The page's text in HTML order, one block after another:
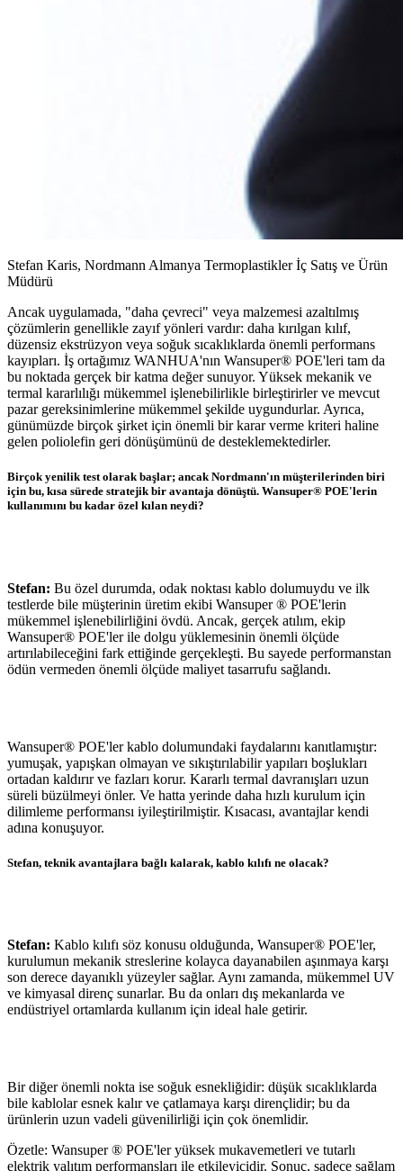
Stefan Karis, Nordmann Almanya Termoplastikler İç Satış ve Ürün
Müdürü
Ancak uygulamada, "daha çevreci" veya malzemesi azaltılmış
çözümlerin genellikle zayıf yönleri vardır: daha kırılgan kılıf,
düzensiz ekstrüzyon veya soğuk sıcaklıklarda önemli performans
kayıpları. İş ortağımız WANHUA'nın Wansuper® POE'leri tam da
bu noktada gerçek bir katma değer sunuyor. Yüksek mekanik ve
termal kararlılığı mükemmel işlenebilirlikle birleştirirler ve mevcut
pazar gereksinimlerine mükemmel şekilde uygundurlar. Ayrıca,
günümüzde birçok şirket için önemli bir karar verme kriteri haline
gelen poliolefin geri dönüşümünü de desteklemektedirler.
Birçok yenilik test olarak başlar; ancak Nordmann'ın müşterilerinden biri
için bu, kısa sürede stratejik bir avantaja dönüştü. Wansuper® POE'lerin
kullanımını bu kadar özel kılan neydi?
Stefan: Bu özel durumda, odak noktası kablo dolumuydu ve ilk
testlerde bile müşterinin üretim ekibi Wansuper ® POE'lerin
mükemmel işlenebilirliğini övdü. Ancak, gerçek atılım, ekip
Wansuper® POE'ler ile dolgu yüklemesinin önemli ölçüde
artırılabileceğini fark ettiğinde gerçekleşti. Bu sayede performanstan
ödün vermeden önemli ölçüde maliyet tasarrufu sağlandı.
Wansuper® POE'ler kablo dolumundaki faydalarını kanıtlamıştır:
yumuşak, yapışkan olmayan ve sıkıştırılabilir yapıları boşlukları
ortadan kaldırır ve fazları korur. Kararlı termal davranışları uzun
süreli büzülmeyi önler. Ve hatta yerinde daha hızlı kurulum için
dilimleme performansı iyileştirilmiştir. Kısacası, avantajlar kendi
adına konuşuyor.
Stefan, teknik avantajlara bağlı kalarak, kablo kılıfı ne olacak?
Stefan: Kablo kılıfı söz konusu olduğunda, Wansuper® POE'ler,
kurulumun mekanik streslerine kolayca dayanabilen aşınmaya karşı
son derece dayanıklı yüzeyler sağlar. Aynı zamanda, mükemmel UV
ve kimyasal direnç sunarlar. Bu da onları dış mekanlarda ve
endüstriyel ortamlarda kullanım için ideal hale getirir.
Bir diğer önemli nokta ise soğuk esnekliğidir: düşük sıcaklıklarda
bile kablolar esnek kalır ve çatlamaya karşı dirençlidir; bu da
ürünlerin uzun vadeli güvenilirliği için çok önemlidir.
Özetle: Wansuper ® POE'ler yüksek mukavemetleri ve tutarlı
elektrik yalıtım performansları ile etkileyicidir. Sonuç, sadece sağlam